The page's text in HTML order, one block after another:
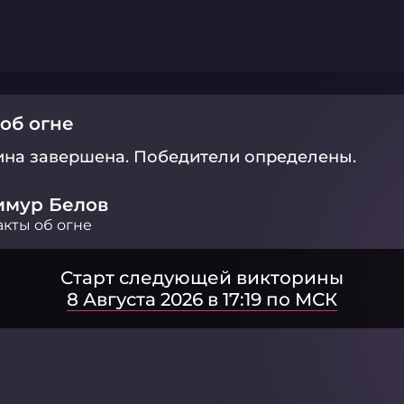
огне
завершена. Победители определены.
Белов
об огне
Старт следующей викторины
8 Августа 2026 в 17:19 по МСК